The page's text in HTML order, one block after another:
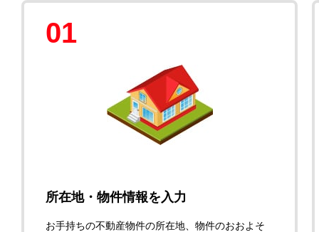
01
所在地・物件情報を入力
お手持ちの不動産物件の所在地、物件のおおよそ